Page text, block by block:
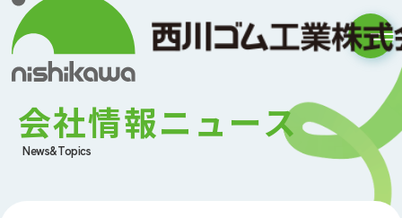
会社情報ニュース
News&Topics